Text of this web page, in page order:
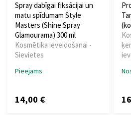
Spray dabīgai fiksācijai un
matu spīdumam Style
Masters (Shine Spray
Glamourama) 300 ml
Kosmētika ieveidošanai -
Sievietes
Pieejams
14,00 €